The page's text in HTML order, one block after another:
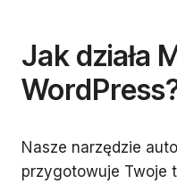
Jak działa
Nasze narzędzie
przygotowuje Twoje